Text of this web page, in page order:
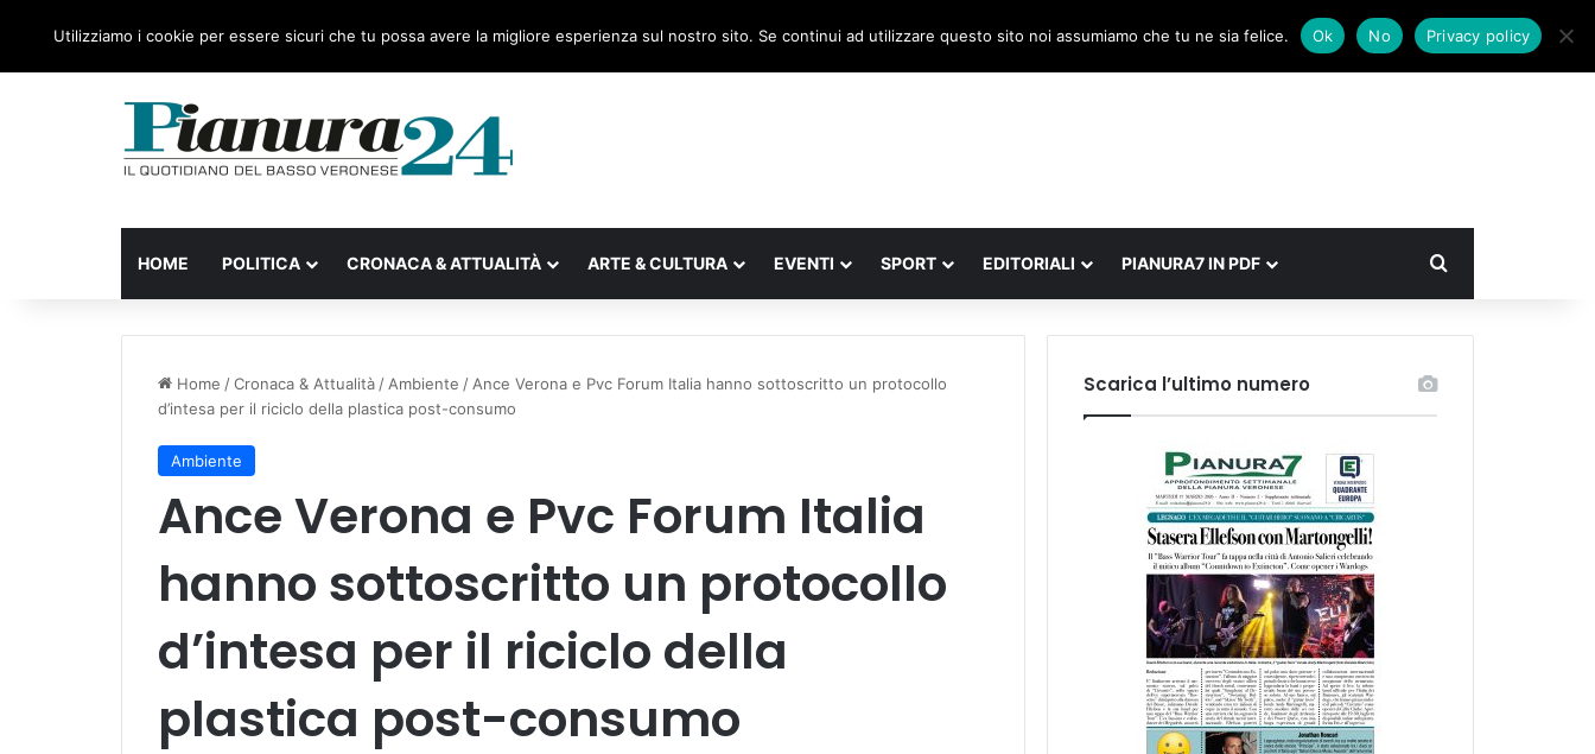
Facebook
X Instagram
AccediUn articolo a caso
Barra laterale
HOME POLITICA CRONACA & ATTUALITÀ ARTE & CULTURA EVENTI SPORT EDITORIALI PIANURA7 IN PDF Cerca
Home /Cronaca & Attualità / Ambiente / Ance Verona e Pvc Forum Italia hanno sottoscritto un protocollo
d’intesa per il riciclo della plastica post-consumo
Ambiente
Ance Verona e Pvc Forum Italia
hanno sottoscritto un protocollo
d’intesa per il riciclo della
plastica post-consumo
Scarica l’ultimo numero
Utilizziamo i cookie per essere sicuri che tu possa avere la migliore esperienza sul nostro sito. Se continui ad utilizzare questo sito noi assumiamo che tu ne sia felice. Ok No Privacy policy